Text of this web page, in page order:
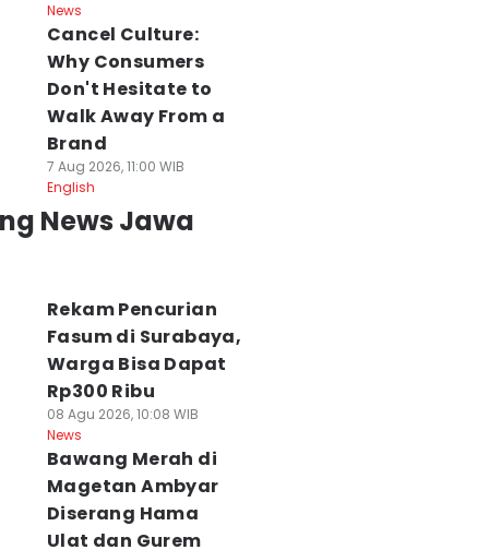
News
Cancel Culture:
Why Consumers
Don't Hesitate to
Walk Away From a
Brand
7 Aug 2026, 11:00 WIB
English
News Jawa
Rekam Pencurian
Fasum di Surabaya,
Warga Bisa Dapat
Rp300 Ribu
08 Agu 2026, 10:08 WIB
News
Bawang Merah di
Magetan Ambyar
Diserang Hama
Ulat dan Gurem